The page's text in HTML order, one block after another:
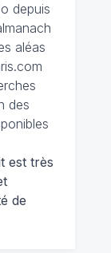
depuis
aléas
des
est très
de